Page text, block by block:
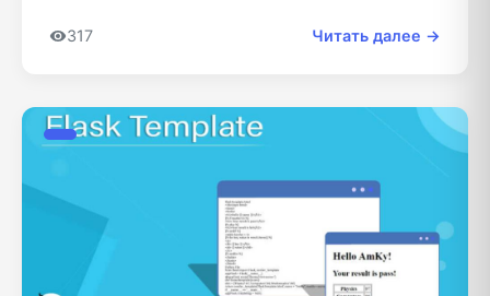
317 Читать далее →